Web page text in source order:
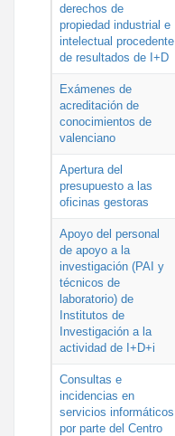
derechos de
propiedad industrial e
intelectual procedente
de resultados de I+D
Exámenes de
acreditación de
conocimientos de
valenciano
Apertura del
presupuesto a las
oficinas gestoras
Apoyo del personal
de apoyo a la
investigación (PAI y
técnicos de
laboratorio) de
Institutos de
Investigación a la
actividad de I+D+i
Consultas e
incidencias en
servicios informáticos
por parte del Centro